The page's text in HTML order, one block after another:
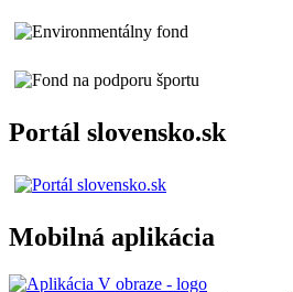
Portál slovensko.sk
Mobilná aplikácia